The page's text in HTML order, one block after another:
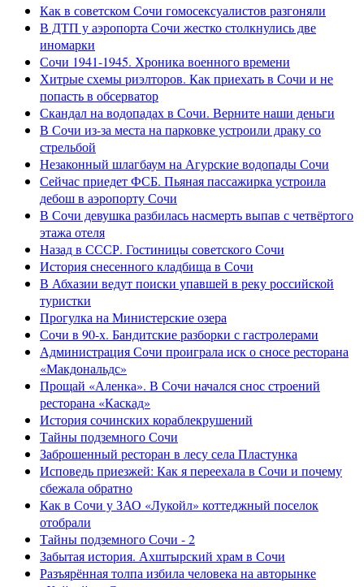
Как в советском Сочи гомосексуалистов разгоняли
В ДТП у аэропорта Сочи жестко столкнулись две
иномарки
Сочи 1941-1945. Хроника военного времени
Хитрые схемы риэлторов. Как приехать в Сочи и не
попасть в обсерватор
Скандал на водопадах в Сочи. Верните наши деньги
В Сочи из-за места на парковке устроили драку со
стрельбой
Незаконный шлагбаум на Агурские водопады Сочи
Сейчас приедет ФСБ. Пьяная пассажирка устроила
дебош в аэропорту Сочи
В Сочи девушка разбилась насмерть выпав с четвёртого
этажа отеля
Назад в СССР. Гостиницы советского Сочи
История снесенного кладбища в Сочи
В Абхазии ведут поиски упавшей в реку российской
туристки
Прогулка на Министерские озера
Сочи в 90-х. Бандитские разборки с гастролерами
Администрация Сочи проиграла иск о сносе ресторана
«Макдональдс»
Прощай «Аленка». В Сочи начался снос строений
ресторана «Каскад»
История сочинских кораблекрушений
Тайны подземного Сочи
Заброшенный ресторан в лесу села Пластунка
Исповедь приезжей: Как я переехала в Сочи и почему
сбежала обратно
Как в Сочи у ЗАО «Лукойл» коттеджный поселок
отобрали
Тайны подземного Сочи - 2
Забытая история. Ахштырский храм в Сочи
Разъярённая толпа избила человека на авторынке